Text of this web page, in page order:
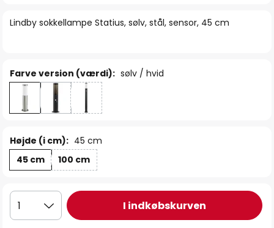
Lindby sokkellampe Statius, sølv, stål, sensor, 45 cm
Farve version (værdi): sølv / hvid
Højde (i cm): 45 cm
45 cm
100 cm
1 I indkøbskurven